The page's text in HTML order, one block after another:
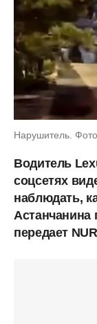
Нарушитель.
Водитель
соцсетях
наблюдать,
Астанчанина
передает